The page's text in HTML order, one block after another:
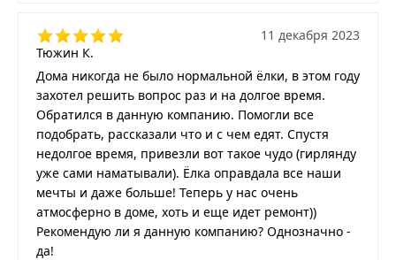
Тюжин К.
11 декабря 2023
Дома никогда не было нормальной ёлки, в этом году
захотел решить вопрос раз и на долгое время.
Обратился в данную компанию. Помогли все
подобрать, рассказали что и с чем едят. Спустя
недолгое время, привезли вот такое чудо (гирлянду
уже сами наматывали). Ёлка оправдала все наши
мечты и даже больше! Теперь у нас очень
атмосферно в доме, хоть и еще идет ремонт))
Рекомендую ли я данную компанию? Однозначно -
да!